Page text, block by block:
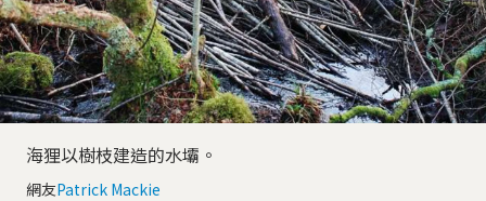
海狸以樹枝建造的水壩。
網友Patrick Mackie